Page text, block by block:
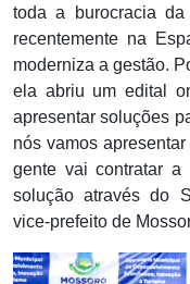
toda a burocracia
recentemente na
moderniza a gestão.
ela abriu um edital
apresentar soluções
nós vamos
gente vai contratar a
solução através do
vice-prefeito de